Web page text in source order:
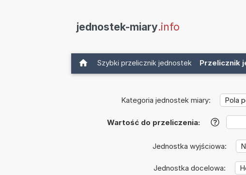
jednostek-miary.info
Szybki przelicznik jednostek Przelicznik
Kategoria jednostek miary:
Wartość do przeliczenia: ?
Jednostka wyjściowa:
Jednostka docelowa: